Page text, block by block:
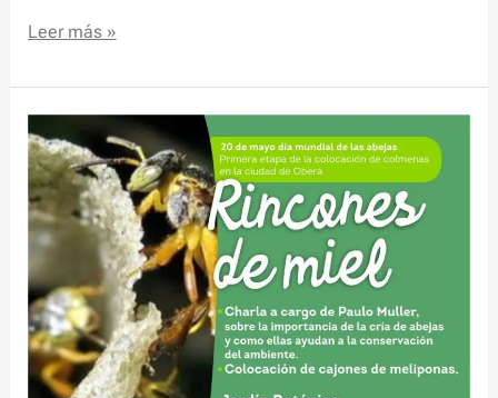
Leer más »
del
Día
Mundial
de
la
Abeja
con
actividades
en